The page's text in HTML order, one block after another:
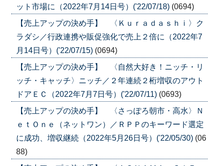
ット市場に（2022年7月14日号）('22/07/18) (0694)
【売上アップの決め手】 〈Ｋｕｒａｄａｓｈｉ〉ク
ラダシ／行政連携や販促強化で売上２倍に（2022年7
月14日号）('22/07/15) (0694)
【売上アップの決め手】 〈自然大好き！ニッチ・リ
ッチ・キャッチ〉ニッチ／２年連続２桁増収のアウト
ドアＥＣ（2022年7月7日号）('22/07/11) (0693)
【売上アップの決め手】 〈さっぽろ朝市・高水〉Ｎ
ｅｔＯｎｅ（ネットワン）／ＲＰＰのキーワード選定
に成功、増収継続（2022年5月26日号）('22/05/30) (06
88)